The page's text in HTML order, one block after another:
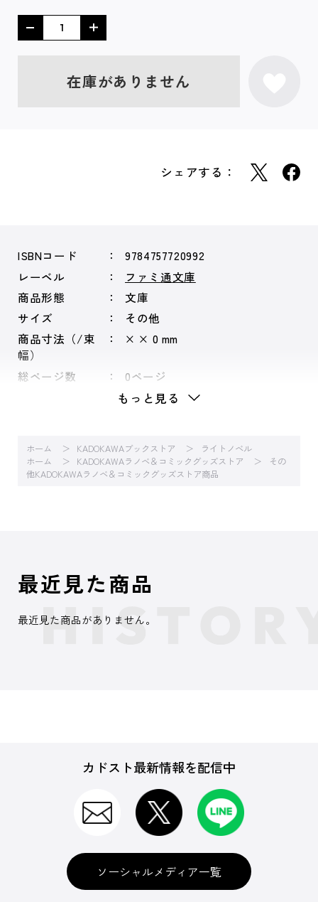
在庫がありません
シェアする：
ISBNコード
9784757720992
レーベル
ファミ通文庫
商品形態
文庫
サイズ
その他
商品寸法（/束
幅）
× × 0 mm
総ページ数 0ページ
もっと見る
ホーム KADOKAWAブックストア
ライトノベル
ホーム
KADOKAWAラノベ＆コミックグッズストア
その
他KADOKAWAラノベ＆コミックグッズストア商品
最近見た商品
最近見た商品がありません。
カドスト最新情報を配信中
ソーシャルメディア一覧